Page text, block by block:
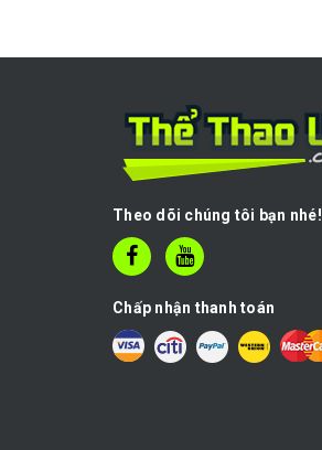
Theo dõi chúng tôi bạn nhé!
Chấp nhận thanh toán